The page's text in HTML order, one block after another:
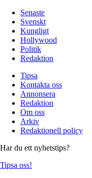
Senaste
Svenskt
Kungligt
Hollywood
Politik
Redaktion
Tipsa
Kontakta oss
Annonsera
Redaktion
Om oss
Arkiv
Redaktionell policy
Har du ett nyhetstips?
Tipsa oss!